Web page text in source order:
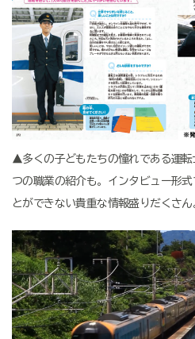
▲多くの子どもたちの憧れである運転
つの職業の紹介も。インタビュー形
とができない貴重な情報盛りだくさん